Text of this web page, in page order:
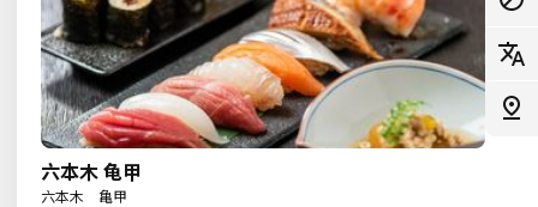
六本木 龟甲
六本木 亀甲